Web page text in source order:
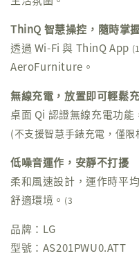
ThinQ 智慧操控，隨時掌
透過 Wi-Fi 與 ThinQ App
AeroFurniture。
無線充電，放置即可輕鬆
桌面 Qi 認證無線充電功能
(不支援智慧手錶充電，僅限
低噪音運作，安靜不打擾
柔和風速設計，運作時平
舒適環境。 (3
品牌：LG
型號：AS201PWU0.ATT